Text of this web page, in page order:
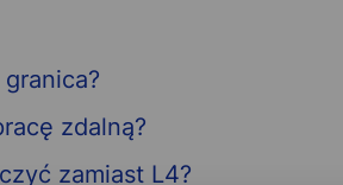
zdalną?
zamiast L4?